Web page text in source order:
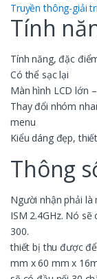
Truyền thông-giải
Tính
Tính năng, đặc
Có thể sạc lại
Màn hình LCD lớn
Thay đổi nhóm
menu
Kiểu dáng đẹp,
Thông
Người nhận phải
ISM 2.4GHz. Nó
300.
thiết bị thu được để
mm x 60 mm x